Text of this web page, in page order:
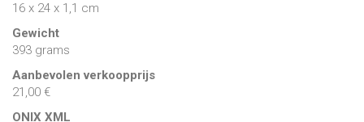
16 x 24 x 1,1 cm
Gewicht
393 grams
Aanbevolen verkoopprijs
21,00 €
ONIX XML